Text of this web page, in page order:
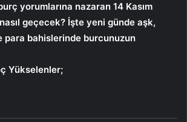
yorumlarına nazaran 14 Kasım
geçecek? İşte yeni günde aşk,
para bahislerinde burcunuzun
Yükselenler;